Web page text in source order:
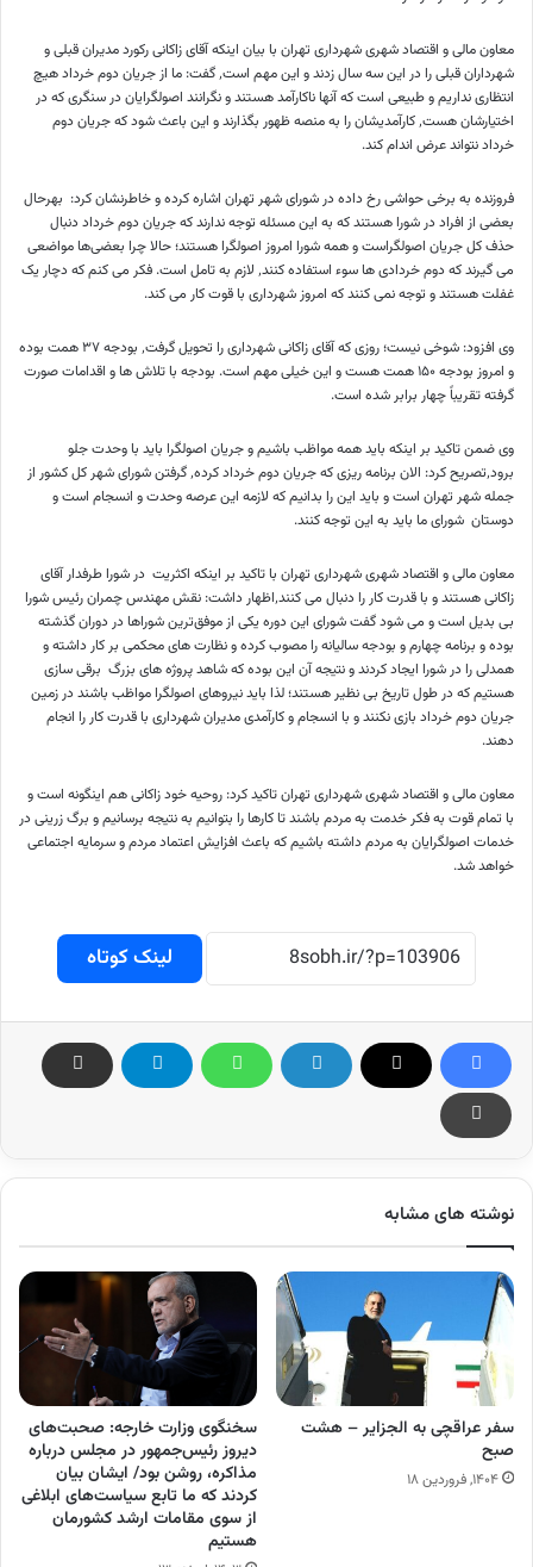
معاون مالی و اقتصاد شهری شهرداری تهران با بیان اینکه آقای زاکانی رکورد مدیران قبلی و
شهرداران قبلی را در این سه سال زدند و این مهم است٬ گفت: ما از جریان دوم خرداد هیچ
انتظاری نداریم و طبیعی است که آنها ناکارآمد هستند و نگرانند اصولگرایان در سنگری که در
اختیارشان هست٬ کارآمدیشان را به منصه ظهور بگذارند و این باعث شود که جریان دوم
خرداد نتواند عرض اندام کند.
فروزنده به برخی حواشی رخ داده در شورای شهر تهران اشاره کرده و خاطرنشان کرد: بهرحال
بعضی از افراد در شورا هستند که به این مسئله توجه ندارند که جریان دوم خرداد دنبال
حذف کل جریان اصولگراست و همه شورا امروز اصولگرا هستند؛ حالا چرا بعضی‌ها مواضعی
می گیرند که دوم خردادی ها سوء استفاده کنند٬ لازم به تامل است. فکر می کنم که دچار یک
غفلت هستند و توجه نمی کنند که امروز شهرداری با قوت کار می کند.
وی افزود: شوخی نیست؛ روزی که آقای زاکانی شهرداری را تحویل گرفت٬ بودجه ۳۷ همت بوده
و امروز بودجه ۱۵۰ همت هست و این خیلی مهم است. بودجه با تلاش ها و اقدامات صورت
گرفته تقریباً چهار برابر شده است.
وی ضمن تاکید بر اینکه باید همه مواظب باشیم و جریان اصولگرا باید با وحدت جلو
برود٬تصریح کرد: الان برنامه ریزی که جریان دوم خرداد کرده٬ گرفتن شورای شهر کل کشور از
جمله شهر تهران است و باید این را بدانیم که لازمه این عرصه وحدت و انسجام است و
دوستان شورای ما باید به این توجه کنند.
معاون مالی و اقتصاد شهری شهرداری تهران با تاکید بر اینکه اکثریت در شورا طرفدار آقای
زاکانی هستند و با قدرت کار را دنبال می کنند٬اظهار داشت: نقش مهندس چمران رئیس شورا
بی بدیل است و می شود گفت شورای این دوره یکی از موفق‌ترین شوراها در دوران گذشته
بوده و برنامه چهارم و بودجه سالیانه را مصوب کرده و نظارت های محکمی بر کار داشته و
همدلی را در شورا ایجاد کردند و نتیجه آن این بوده که شاهد پروژه های بزرگ برقی سازی
هستیم که در طول تاریخ بی نظیر هستند؛ لذا باید نیروهای اصولگرا مواظب باشند در زمین
جریان دوم خرداد بازی نکنند و با انسجام و کارآمدی مدیران شهرداری با قدرت کار را انجام
دهند.
معاون مالی و اقتصاد شهری شهرداری تهران تاکید کرد: روحیه خود زاکانی هم اینگونه است و
با تمام قوت به فکر خدمت به مردم باشند تا کارها را بتوانیم به نتیجه برسانیم و برگ زرینی در
خدمات اصولگرایان به مردم داشته باشیم که باعث افزایش اعتماد مردم و سرمایه اجتماعی
خواهد شد.
لینک کوتاه
نوشته های مشابه
سفر عراقچی به الجزایر – هشت
صبح
۱۴۰۴, فروردین ۱۸
سخنگوی وزارت خارجه: صحبت‌های
دیروز رئیس‌جمهور در مجلس درباره
مذاکره، روشن بود/ ایشان بیان
کردند که ما تابع سیاست‌های ابلاغی
از سوی مقامات ارشد کشورمان
هستیم